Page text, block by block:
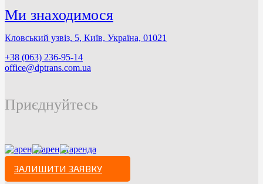
Ми знаходимося
Кловський узвіз, 5, Київ, Україна, 01021
+38 (063) 236-95-14
office@dptrans.com.ua
Приєднуйтесь
ЗАЛИШИТИ ЗАЯВКУ